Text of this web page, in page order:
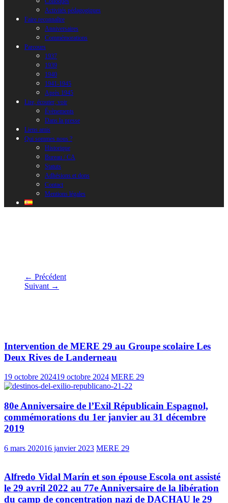
Activités pédagogiques
Faire reconnaître
Anniversaires
Commémorations
Parcours
1937
1939
1940
1941-1945
Après 1945
Lire, écouter, voir
Évènements
Dans la presse
Liens amis
Qui sommes nous ?
Historique
Bureau / CA
Statuts
Adhésions et dons
Contact
Mentions légales
← Précédent
Suivant →
Intervention de MERE 29 au Groupe scolaire Les
Deux Rives de Landerneau
19 octobre 202419 octobre 2024 MERE 29
80e Anniversaire de l’Exil Républicain Espagnol,
commémorations du 1er janvier au 31 décembre
2019
6 mars 202016 janvier 2023 MERE 29
Alfredo Vidal Marín et son épouse Escola ont assisté
le 29 avril 2022 au 77e Anniversaire de la libération
du camp de concentration nazi de DACHAU le 29